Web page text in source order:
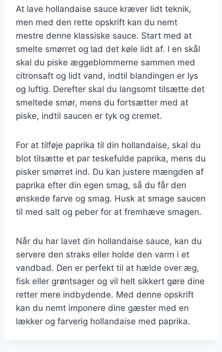
At lave hollandaise sauce kræver lidt teknik,
men med den rette opskrift kan du nemt
mestre denne klassiske sauce. Start med at
smelte smørret og lad det køle lidt af. I en skål
skal du piske æggeblommerne sammen med
citronsaft og lidt vand, indtil blandingen er lys
og luftig. Derefter skal du langsomt tilsætte det
smeltede smør, mens du fortsætter med at
piske, indtil saucen er tyk og cremet.
For at tilføje paprika til din hollandaise, skal du
blot tilsætte et par teskefulde paprika, mens du
pisker smørret ind. Du kan justere mængden af
paprika efter din egen smag, så du får den
ønskede farve og smag. Husk at smage saucen
til med salt og peber for at fremhæve smagen.
Når du har lavet din hollandaise sauce, kan du
servere den straks eller holde den varm i et
vandbad. Den er perfekt til at hælde over æg,
fisk eller grøntsager og vil helt sikkert gøre dine
retter mere indbydende. Med denne opskrift
kan du nemt imponere dine gæster med en
lækker og farverig hollandaise med paprika.